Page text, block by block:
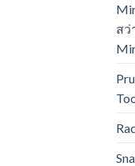
สว่